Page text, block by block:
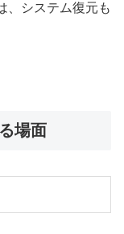
、システム復元も
場面